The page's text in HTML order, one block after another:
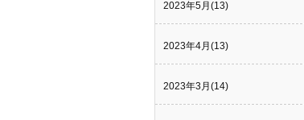
2023年5月(13)
2023年4月(13)
2023年3月(14)